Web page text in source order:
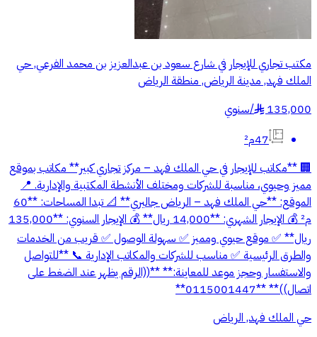
مكتب تجاري للإيجار في شارع سعود بن عبدالعزيز بن محمد الفرعي, حي
الملك فهد, مدينة الرياض, منطقة الرياض
135,000
§
/سنوي
47م²
🏢 **مكاتب للإيجار في حي الملك فهد – مركز تجاري كبير** مكاتب بموقع
مميز وحيوي، مناسبة للشركات ومختلف الأنشطة المكتبية والإدارية. 📍
الموقع: **حي الملك فهد – الرياض جاليري** 📐 تبدا المساحات: **60
م² 💰 الإيجار الشهري: **14,000 ريال** 💰 الإيجار السنوي: **135,000
ريال** ✅ موقع حيوي ومميز ✅ سهولة الوصول ✅ قريب من الخدمات
والطرق الرئيسية ✅ مناسب للشركات والمكاتب الإدارية 📞 **للتواصل
والاستفسار وحجز موعد للمعاينة:** **((الرقم يظهر عند الضغط على
اتصال))** **0115001447**
حي الملك فهد, الرياض